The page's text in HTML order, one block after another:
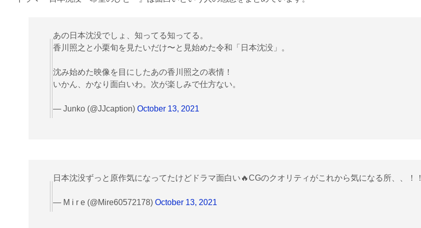
あの日本沈没でしょ、知ってる知ってる。
香川照之と小栗旬を見たいだけ〜と見始めた令和「日本沈没」。
沈み始めた映像を目にしたあの香川照之の表情！
いかん、かなり面白いわ。次が楽しみで仕方ない。
— Junko (@JJcaption) October 13, 2021
日本沈没ずっと原作気になってたけどドラマ面白い🔥CGのクオリティがこれから気になる所、、！！
— M i r e (@Mire60572178) October 13, 2021